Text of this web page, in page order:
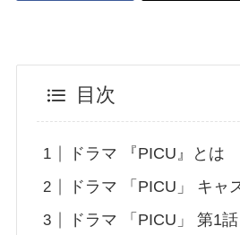
目次
ドラマ 『PICU』とは
ドラマ 「PICU」 キャ
ドラマ 「PICU」 第1